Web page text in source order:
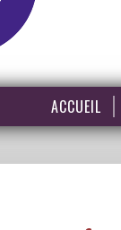
ACCUEIL